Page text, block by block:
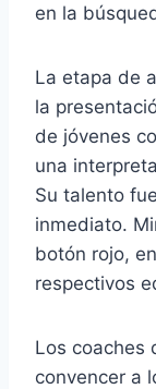
en la
La etapa de
la
de jóvenes
una
Su talento
inmediato.
botón rojo,
respectivos
Los coaches
convencer a